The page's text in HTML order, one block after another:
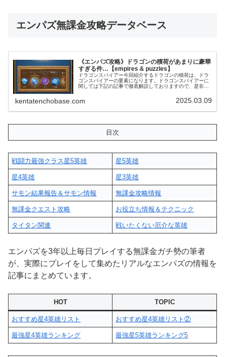
エンパズ無課金攻略データベース
《エンパズ攻略》ドラゴンの積荷があまりに豪華
すぎる件…【empires & puzzles】
ドラゴンスパイアー今回紹介するドラゴンの積荷は、ドラ
ゴンスパイアーの要素になります。ドラゴンスパイアーに
関しては下記の記事で徹底解説しておりますので、是非参
kentatenchobase.com 2025.03.09
目次
戦闘力最強クラス星5英雄 星5英雄
星4英雄 星3英雄
サモン結果報告＆サモン情報 無課金攻略情報
無課金クエスト攻略 お役立ち情報＆テクニック
タイタン関連 戦いたくない厄介な英雄
エンパズを3年以上毎日プレイする無課金ガチ勢の筆者
が、実際にプレイをして集めたリアルなエンパズの情報を
記事にまとめています。
HOT TOPIC
おすすめ星4英雄リスト おすすめ星4英雄リスト②
最強星4英雄ランキング 最強星5英雄ランキング5